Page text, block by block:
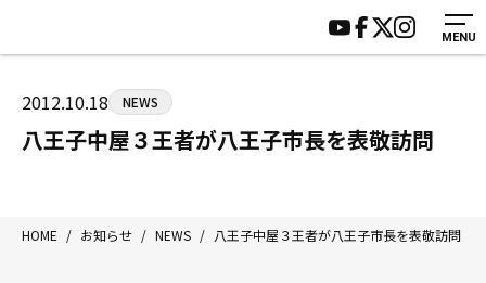
MENU
HOME
ジムについて
トレーニング
入会案内
施設紹介
会員様の声
サポーター募集
2012.10.18 NEWS
八王子中屋３王者が八王子市長を表敬訪問
HOME / お知らせ / NEWS / 八王子中屋３王者が八王子市長を表敬訪問